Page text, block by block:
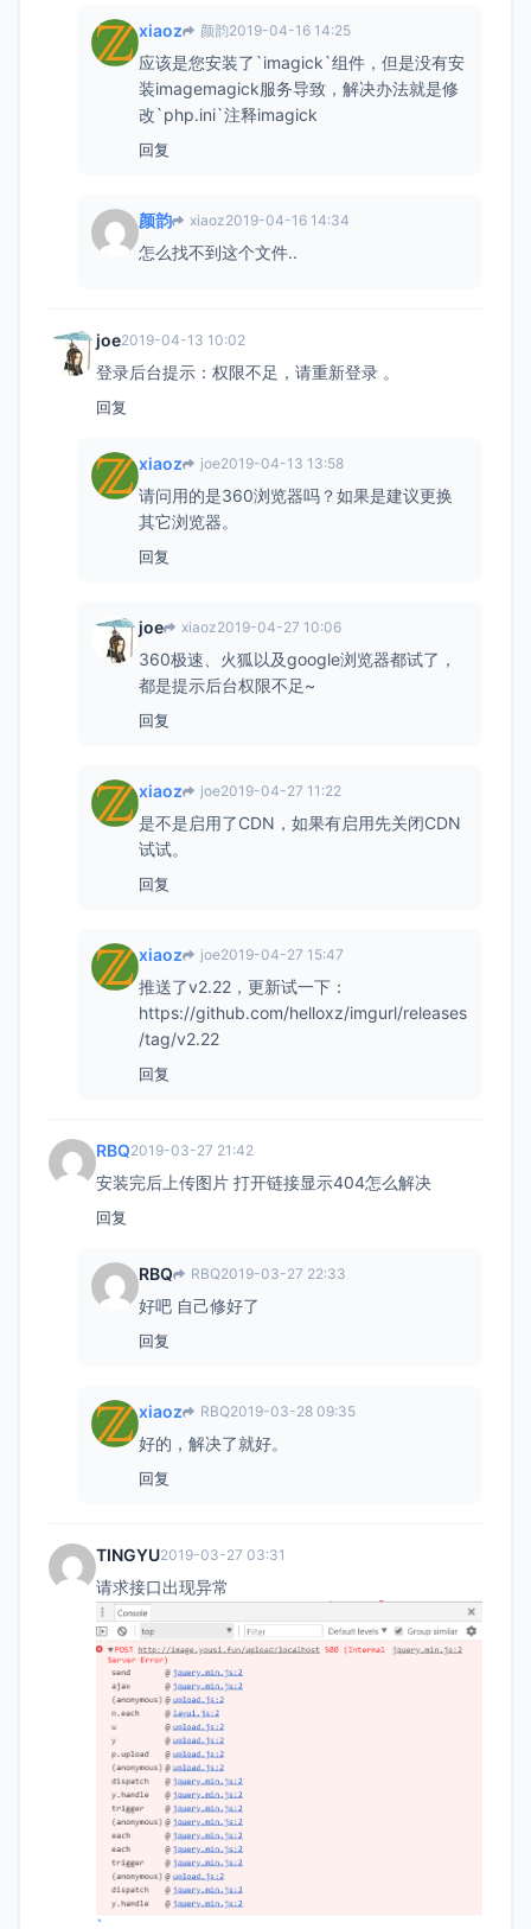
xiaoz 颜韵2019-04-16 14:25
应该是您安装了`imagick`组件，但是没有安
装imagemagick服务导致，解决办法就是修
改`php.ini`注释imagick
回复
颜韵 xiaoz2019-04-16 14:34
怎么找不到这个文件..
joe2019-04-13 10:02
登录后台提示：权限不足，请重新登录 。
回复
xiaoz joe2019-04-13 13:58
请问用的是360浏览器吗？如果是建议更换
其它浏览器。
回复
joe xiaoz2019-04-27 10:06
360极速、火狐以及google浏览器都试了，
都是提示后台权限不足~
回复
xiaoz joe2019-04-27 11:22
是不是启用了CDN，如果有启用先关闭CDN
试试。
回复
xiaoz joe2019-04-27 15:47
推送了v2.22，更新试一下：
https://github.com/helloxz/imgurl/releases
/tag/v2.22
回复
RBQ2019-03-27 21:42
安装完后上传图片 打开链接显示404怎么解决
回复
RBQ RBQ2019-03-27 22:33
好吧 自己修好了
回复
xiaoz RBQ2019-03-28 09:35
好的，解决了就好。
回复
TINGYU2019-03-27 03:31
请求接口出现异常